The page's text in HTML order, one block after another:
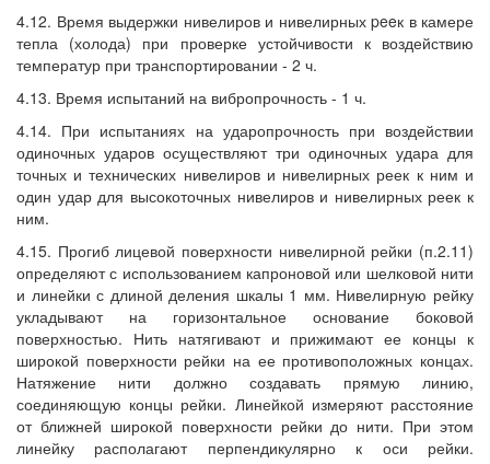
4.12. Время выдержки нивелиров и нивелирных peeк в камере
тепла (холода) при проверке устойчивости к воздействию
температур при транспортировании - 2 ч.
4.13. Время испытаний на вибропрочность - 1 ч.
4.14. При испытаниях на ударопрочность при воздействии
одиночных ударов осуществляют три одиночных удара для
точных и технических нивелиров и нивелирных реек к ним и
один удар для высокоточных нивелиров и нивелирных реек к
ним.
4.15. Прогиб лицевой поверхности нивелирной рейки (п.2.11)
определяют с использованием капроновой или шелковой нити
и линейки с длиной деления шкалы 1 мм. Нивелирную рейку
укладывают на горизонтальное основание боковой
поверхностью. Нить натягивают и прижимают ее концы к
широкой поверхности рейки на ее противоположных концах.
Натяжение нити должно создавать прямую линию,
соединяющую концы рейки. Линейкой измеряют расстояние
от ближней широкой поверхности рейки до нити. При этом
линейку располагают перпендикулярно к оси рейки.